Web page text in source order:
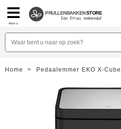
Menu
PRULLENBAKKENSTORE
Home > Pedaalemmer EKO X-